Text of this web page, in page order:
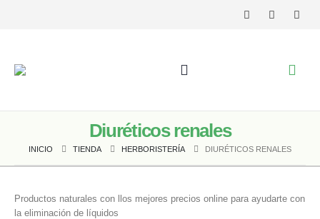
Diuréticos renales
INICIO TIENDA HERBORISTERÍA DIURÉTICOS RENALES
Productos naturales con llos mejores precios online para ayudarte con
la eliminación de líquidos